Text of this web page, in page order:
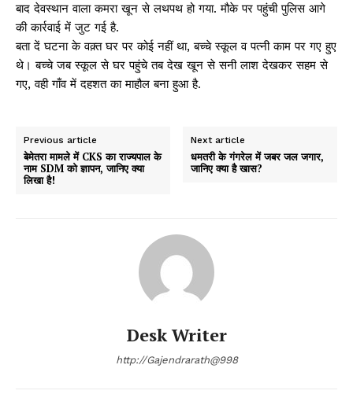
बाद देवस्थान वाला कमरा खून से लथपथ हो गया. मौके पर पहुंची पुलिस आगे
की कार्रवाई में जुट गई है.
बता दें घटना के वक़्त घर पर कोई नहीं था, बच्चे स्कूल व पत्नी काम पर गए हुए
थे। बच्चे जब स्कूल से घर पहुंचे तब देख खून से सनी लाश देखकर सहम से
गए, वही गाँव में दहशत का माहौल बना हुआ है.
Previous article
बेमेतरा मामले में CKS का राज्यपाल के
नाम SDM को ज्ञापन, जानिए क्या
लिखा है!
Next article
धमतरी के गंगरेल में जबर जल जगार,
जानिए क्या है खास?
Desk Writer
http://Gajendrarath@998